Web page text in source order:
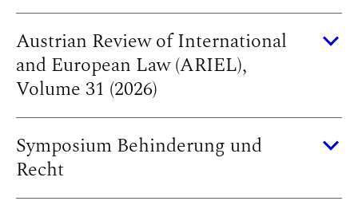
Austrian Review of International
and European Law (ARIEL),
Volume 31 (2026)
Symposium Behinderung und
Recht